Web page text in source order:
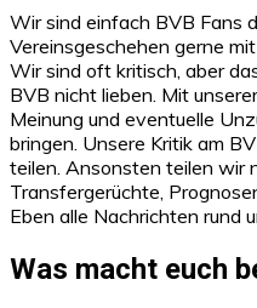
Wir sind einfach BVB Fans
Vereinsgeschehen gerne
Wir sind oft kritisch, aber
BVB nicht lieben. Mit
Meinung und eventuelle
bringen. Unsere Kritik am
teilen. Ansonsten teilen wir
Transfergerüchte,
Eben alle Nachrichten rund
Was macht euch